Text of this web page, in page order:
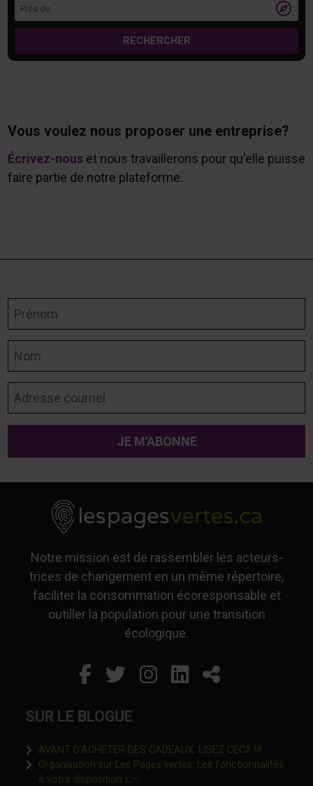

RECHERCHER
Vous voulez nous proposer une entreprise?
Écrivez-nouset nous travaillerons pour qu'elle puisse
faire partie de notre plateforme.
Notre mission est de rassembler les acteurs-
trices de changement en un même répertoire,
faciliter la consommation écoresponsable et
outiller la population pour une transition
écologique.
Facebook
Ce lien s'ouvrira dans
Twitter
Ce lien s'ouvrira
Instagram
Ce lien s'ouvrira
LinkedIn
Ce lien
Partager
SUR LE BLOGUE
AVANT D’ACHETER DES CADEAUX, LISEZ CECI! 💚
Organisation sur Les Pages vertes: Les fonctionnalités
à votre disposition 👉Ce lien s'ouvrira dans une nouvelle